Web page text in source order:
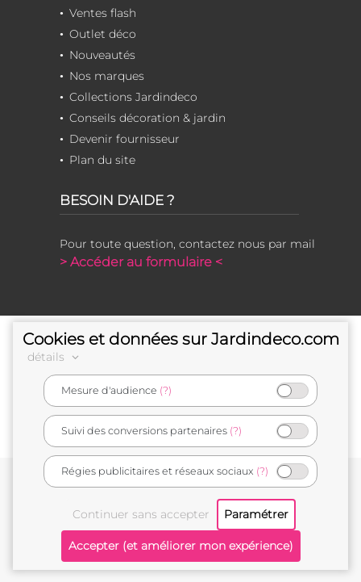
Ventes flash
Outlet déco
Nouveautés
Nos marques
Collections Jardindeco
Conseils décoration & jardin
Devenir fournisseur
Plan du site
BESOIN D'AIDE ?
Pour toute question, contactez nous par mail
> Accéder au formulaire <
e-commerçant français
Mentions légales
Cookies et données sur Jardindeco.com
détails
Mesure d'audience (?)
Suivi des conversions partenaires (?)
Régies publicitaires et réseaux sociaux (?)